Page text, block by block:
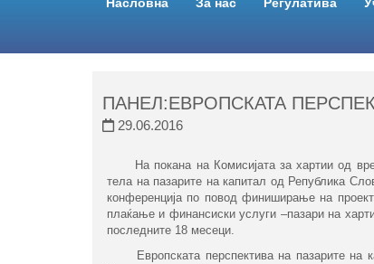
Насловна За нас Регулатива
ПАНЕЛ:ЕВРОПСКАТА
29.06.2016
​На покана на Комисијата за хартии од
тела на пазарите на капитал од Република
конференција по повод финиширање на
плаќање и финансиски услуги –пазари на
последните 18 месеци.
Европската перспектива на пазарите на